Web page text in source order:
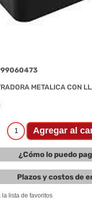
METALICA CON
¿Cómo lo puedo
Plazos y costos de